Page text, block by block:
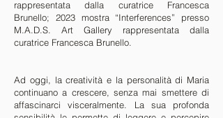
rappresentata dalla curatrice Francesca
Brunello; 2023 mostra “Interferences” presso
M.A.D.S. Art Gallery rappresentata dalla
curatrice Francesca Brunello.
Ad oggi, la creatività e la personalità di Maria
continuano a crescere, senza mai smettere di
affascinarci visceralmente. La sua profonda
sensibilità le permette di leggere e percepire